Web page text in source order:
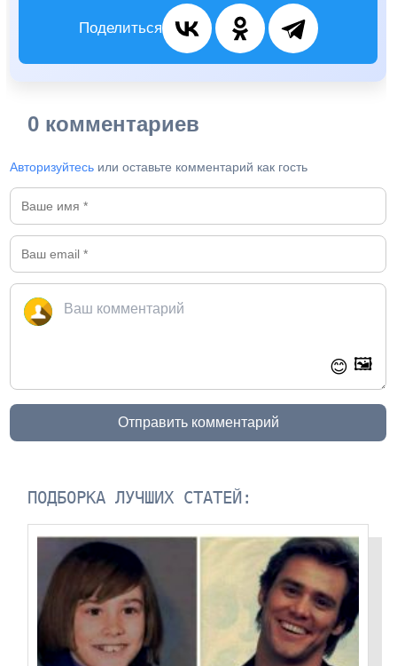
Поделиться
0 комментариев
Авторизуйтесь или оставьте комментарий как гость
😊 🖼️
Отправить комментарий
ПОДБОРКА ЛУЧШИХ СТАТЕЙ: